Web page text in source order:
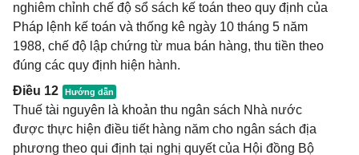
nghiêm chỉnh chế độ sổ sách kế toán theo quy định của
Pháp lệnh kế toán và thống kê ngày 10 tháng 5 năm
1988, chế độ lập chứng từ mua bán hàng, thu tiền theo
đúng các quy định hiện hành.
Điều 12
Thuế tài nguyên là khoản thu ngân sách Nhà nước
được thực hiện điều tiết hàng năm cho ngân sách địa
phương theo qui định tại nghị quyết của Hội đồng Bộ